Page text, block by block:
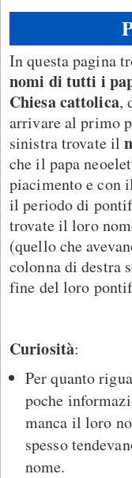
In questa pagina
nomi di tutti i
Chiesa cattolica,
arrivare al primo
sinistra trovate il
che il papa
piacimento e con
il periodo di
trovate il loro
(quello che
colonna di destra
fine del loro
Curiosità:
Per quanto
poche
manca il loro
spesso
nome.